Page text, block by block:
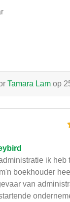
Tamara Lam op
ik heb
boekhouder
van